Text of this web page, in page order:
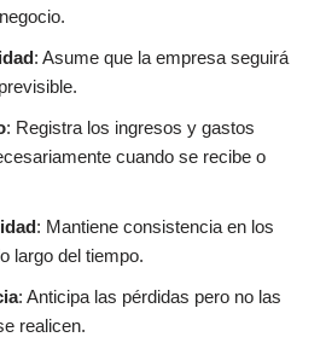
: Asume que la empresa seguirá
: Registra los ingresos y gastos
cuando se recibe o
: Mantiene consistencia en los
largo del tiempo.
: Anticipa las pérdidas pero no las
realicen.